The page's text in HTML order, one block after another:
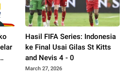
Hasil FIFA Series: Indonesia
ke Final Usai Gilas St Kitts
and Nevis 4 - 0
March 27, 2026